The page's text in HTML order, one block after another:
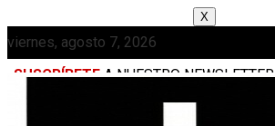
X
viernes, agosto 7, 2026
SUSCRÍBETE A NUESTRO NEWSLETTER